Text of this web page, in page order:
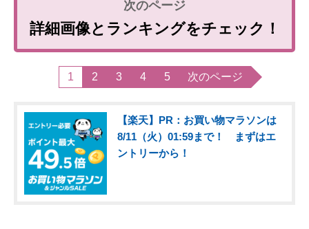
詳細画像とランキングをチェック！
1 2 3 4 5 次のページ
【楽天】PR：お買い物マラソンは
8/11（火）01:59まで！ まずはエ
ントリーから！